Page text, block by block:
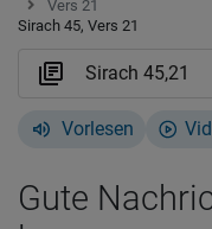
Vers 21
Sirach 45, Vers 21
Vorlesen
Gute